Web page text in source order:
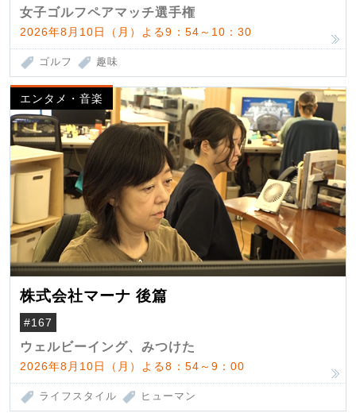
女子ゴルフペアマッチ選手権
2026年8月10日（月）よる9：54～10：30
ゴルフ 趣味
エンタメ・音楽
株式会社マーナ 後篇
#167
ウェルビーイング、みつけた
2026年8月10日（月）よる8：54～9：00
ライフスタイル ヒューマン